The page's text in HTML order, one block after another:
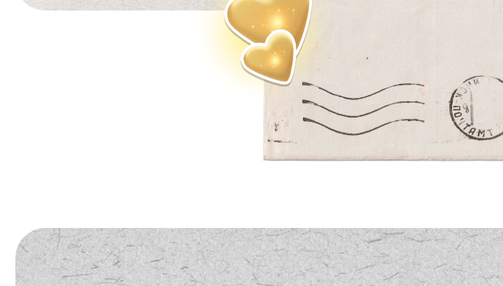
Задайте себе
чтобы понять,будет
вам эта игра:
Каждый ли день вы вспоминаете о том, что
благодарны кому-либо?
Можете